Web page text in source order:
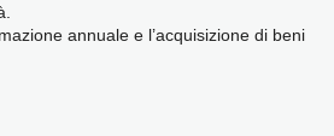
annuale e l’acquisizione di beni